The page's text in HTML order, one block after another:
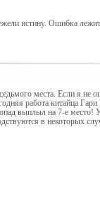
истину. Ошибка
места. Если я не
работа китайца
выплыл на 7-е место!
в некоторых